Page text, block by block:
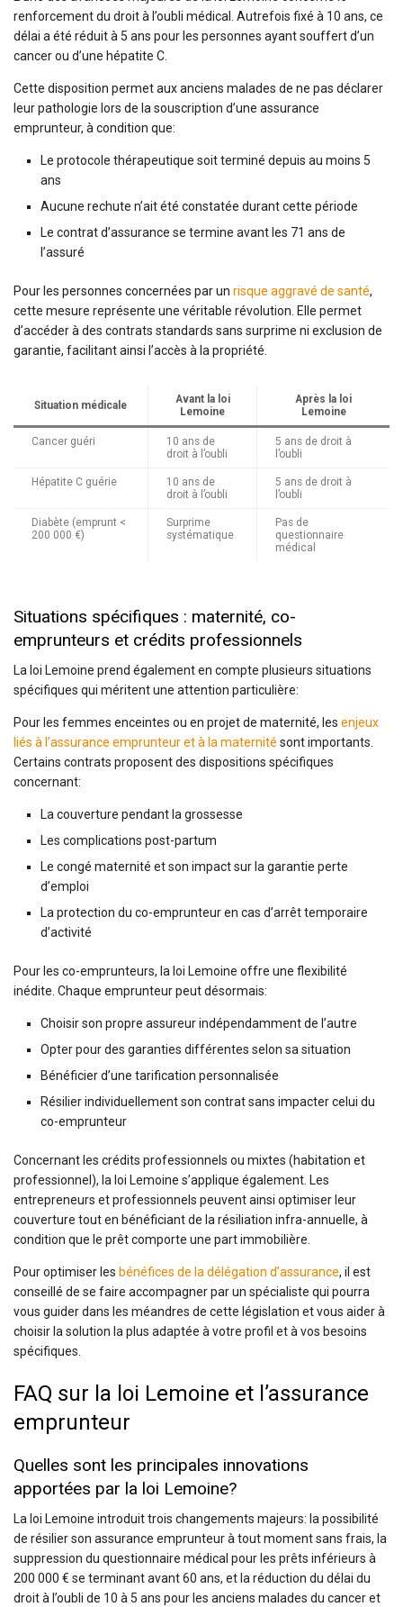
renforcement du droit à l’oubli médical. Autrefois fixé à 10 ans, ce
délai a été réduit à 5 ans pour les personnes ayant souffert d’un
cancer ou d’une hépatite C.
Cette disposition permet aux anciens malades de ne pas déclarer
leur pathologie lors de la souscription d’une assurance
emprunteur, à condition que:
Le protocole thérapeutique soit terminé depuis au moins 5
ans
Aucune rechute n’ait été constatée durant cette période
Le contrat d’assurance se termine avant les 71 ans de
l’assuré
Pour les personnes concernées par un risque aggravé de santé,
cette mesure représente une véritable révolution. Elle permet
d’accéder à des contrats standards sans surprime ni exclusion de
garantie, facilitant ainsi l’accès à la propriété.
Situation médicale
Avant la loi
Lemoine
Après la loi
Lemoine
Cancer guéri
10 ans de
droit à l’oubli
5 ans de droit à
l’oubli
Hépatite C guérie
10 ans de
droit à l’oubli
5 ans de droit à
l’oubli
Diabète (emprunt <
200 000 €)
Surprime
systématique
Pas de
questionnaire
médical
Situations spécifiques : maternité, co-
emprunteurs et crédits professionnels
La loi Lemoine prend également en compte plusieurs situations
spécifiques qui méritent une attention particulière:
Pour les femmes enceintes ou en projet de maternité, les enjeux
liés à l’assurance emprunteur et à la maternité sont importants.
Certains contrats proposent des dispositions spécifiques
concernant:
La couverture pendant la grossesse
Les complications post-partum
Le congé maternité et son impact sur la garantie perte
d’emploi
La protection du co-emprunteur en cas d’arrêt temporaire
d’activité
Pour les co-emprunteurs, la loi Lemoine offre une flexibilité
inédite. Chaque emprunteur peut désormais:
Choisir son propre assureur indépendamment de l’autre
Opter pour des garanties différentes selon sa situation
Bénéficier d’une tarification personnalisée
Résilier individuellement son contrat sans impacter celui du
co-emprunteur
Concernant les crédits professionnels ou mixtes (habitation et
professionnel), la loi Lemoine s’applique également. Les
entrepreneurs et professionnels peuvent ainsi optimiser leur
couverture tout en bénéficiant de la résiliation infra-annuelle, à
condition que le prêt comporte une part immobilière.
Pour optimiser les bénéfices de la délégation d’assurance, il est
conseillé de se faire accompagner par un spécialiste qui pourra
vous guider dans les méandres de cette législation et vous aider à
choisir la solution la plus adaptée à votre profil et à vos besoins
spécifiques.
FAQ sur la loi Lemoine et l’assurance
emprunteur
Quelles sont les principales innovations
apportées par la loi Lemoine?
La loi Lemoine introduit trois changements majeurs: la possibilité
de résilier son assurance emprunteur à tout moment sans frais, la
suppression du questionnaire médical pour les prêts inférieurs à
200 000 € se terminant avant 60 ans, et la réduction du délai du
droit à l’oubli de 10 à 5 ans pour les anciens malades du cancer et